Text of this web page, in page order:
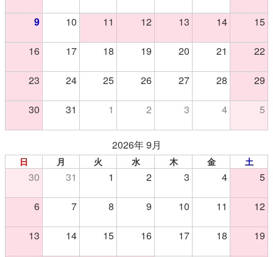
9 10 11 12 13 14 15
16 17 18 19 20 21 22
23 24 25 26 27 28 29
30 31 1 2 3 4 5
2026年 9月
日 月 火 水 木 金 土
30 31 1 2 3 4 5
6 7 8 9 10 11 12
13 14 15 16 17 18 19